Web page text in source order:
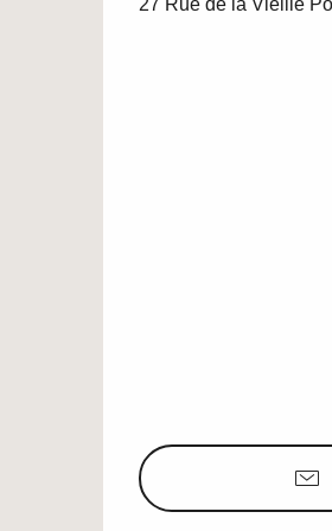
27 Rue de la Vieille